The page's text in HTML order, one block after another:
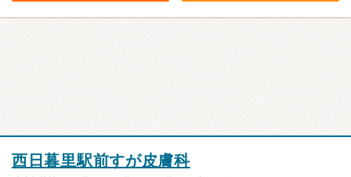
西日暮里駅前すが皮膚科